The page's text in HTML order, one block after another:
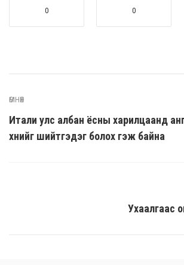
0 0
ӨМНӨХ
Итали улс албан ёсны харилцаанд
хүнийг шийтгэдэг болох гэж байна
Ухаалгаас